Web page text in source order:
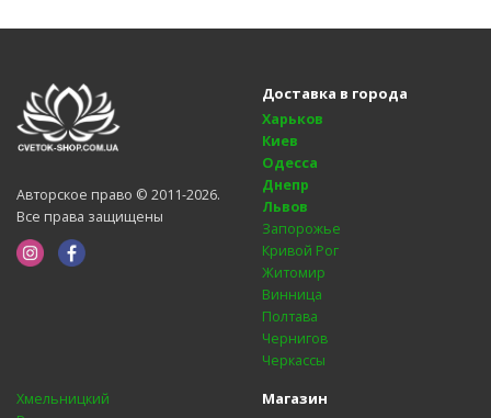
Авторское право © 2011-2026.
Все права защищены
Доставка в города
Харьков
Киев
Одесса
Днепр
Львов
Запорожье
Кривой Рог
Житомир
Винница
Полтава
Чернигов
Черкассы
Хмельницкий
Магазин